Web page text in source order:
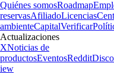
Quiénes somosRoadmap
reservasAfiliadoLicencias
ambienteCapitalVerificar
Actualizaciones
XNoticias de
productosEventosReddit
iew